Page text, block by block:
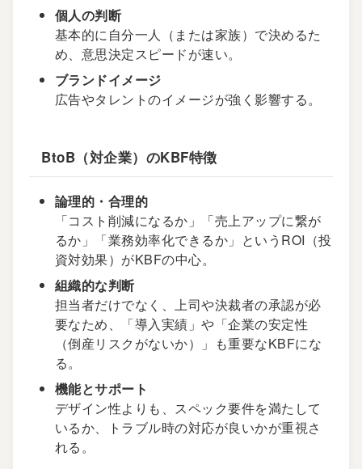
個人の判断
基本的に自分一人（または家族）で決めるた
め、意思決定スピードが速い。
ブランドイメージ
広告やタレントのイメージが強く影響する。
BtoB（対企業）のKBF特徴
論理的・合理的
「コスト削減になるか」「売上アップに繋が
るか」「業務効率化できるか」というROI（投
資対効果）がKBFの中心。
組織的な判断
担当者だけでなく、上司や決裁者の承認が必
要なため、「導入実績」や「企業の安定性
（倒産リスクがないか）」も重要なKBFにな
る。
機能とサポート
デザイン性よりも、スペック要件を満たして
いるか、トラブル時の対応が良いかが重視さ
れる。